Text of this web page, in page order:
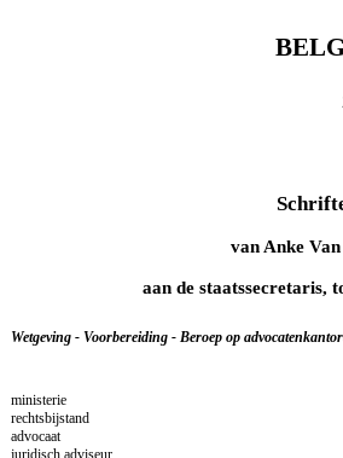
van Anke
aan de staatssecretaris,
Wetgeving - Voorbereiding - Beroep op
ministerie
rechtsbijstand
advocaat
juridisch adviseur